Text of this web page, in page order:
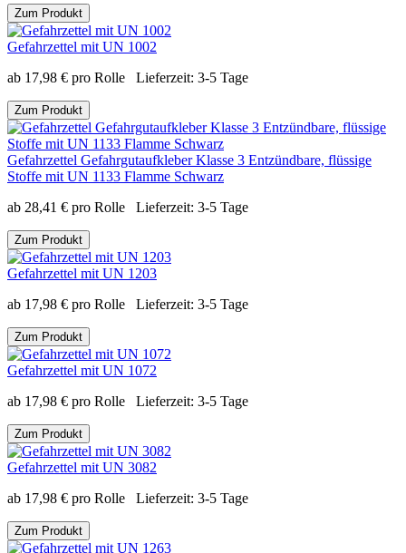
Zum Produkt
Gefahrzettel mit UN 1002
ab 17,98 € pro Rolle Lieferzeit: 3-5 Tage
Zum Produkt
Gefahrzettel Gefahrgutaufkleber Klasse 3 Entzündbare, flüssige
Stoffe mit UN 1133 Flamme Schwarz
ab 28,41 € pro Rolle Lieferzeit: 3-5 Tage
Zum Produkt
Gefahrzettel mit UN 1203
ab 17,98 € pro Rolle Lieferzeit: 3-5 Tage
Zum Produkt
Gefahrzettel mit UN 1072
ab 17,98 € pro Rolle Lieferzeit: 3-5 Tage
Zum Produkt
Gefahrzettel mit UN 3082
ab 17,98 € pro Rolle Lieferzeit: 3-5 Tage
Zum Produkt